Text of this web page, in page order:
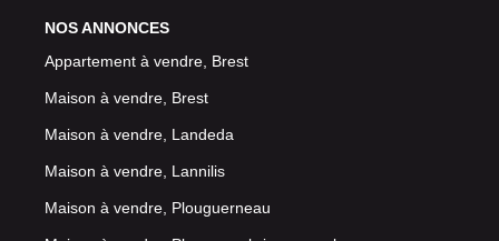
NOS ANNONCES
Appartement à vendre, Brest
Maison à vendre, Brest
Maison à vendre, Landeda
Maison à vendre, Lannilis
Maison à vendre, Plouguerneau